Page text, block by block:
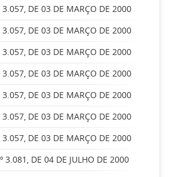
3.057, DE 03 DE MARÇO DE 2000
3.057, DE 03 DE MARÇO DE 2000
3.057, DE 03 DE MARÇO DE 2000
3.057, DE 03 DE MARÇO DE 2000
3.057, DE 03 DE MARÇO DE 2000
3.057, DE 03 DE MARÇO DE 2000
3.057, DE 03 DE MARÇO DE 2000
3.081, DE 04 DE JULHO DE 2000